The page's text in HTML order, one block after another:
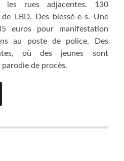
rues adjacentes. 130
LBD. Des blessé-e-s. Une
euros pour manifestation
au poste de police. Des
où des jeunes sont
de procès.